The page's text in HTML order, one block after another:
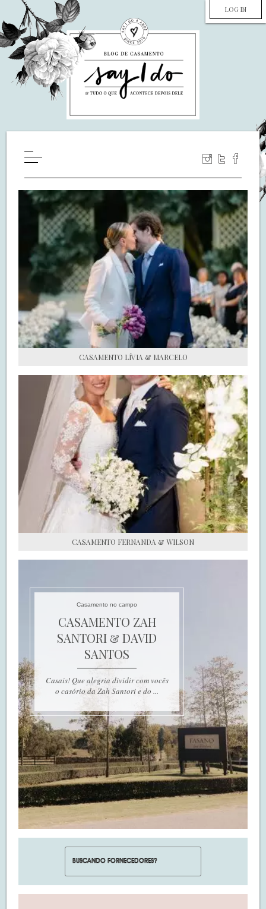
LOG IN
WILL YOU MARRY ME?
LUA DE MEL
COZINHA
DECORAÇÃO
DE NOIVA PRA NOIVA
S.O.S CASADAS
FALE COM O SAY I DO
CASAMENTO LÍVIA & MARCELO
CASAMENTO FERNANDA & WILSON
Casamento no campo
CASAMENTO ZAH
SANTORI & DAVID
SANTOS
Casais! Que alegria dividir com vocês
o casório da Zah Santori e do ...